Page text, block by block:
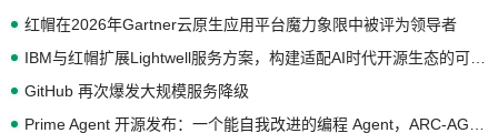
红帽在2026年Gartner云原生应用平台魔力象限中被评为领导者
GitHub 再次爆发大规模服务降级